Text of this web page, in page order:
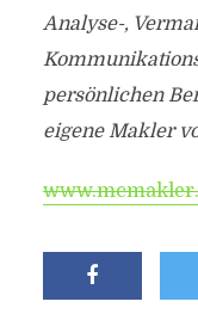
Analyse-,
persönlichen
eigene Makler